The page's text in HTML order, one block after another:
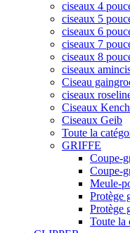
ciseaux 4
ciseaux 5
ciseaux 6
ciseaux 7
ciseaux 8
ciseaux
Ciseau
ciseaux
Ciseaux
Ciseaux Geib
Toute la
GRIFFE
Coupe-
Coupe-
Meule-
Protège
Protège
Toute la